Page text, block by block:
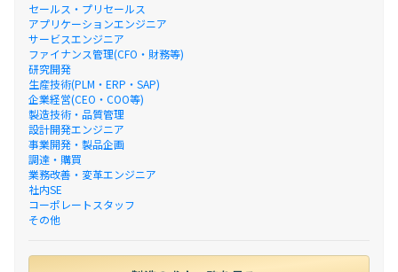
セールス・プリセールス
アプリケーションエンジニア
サービスエンジニア
ファイナンス管理(CFO・財務等)
研究開発
生産技術(PLM・ERP・SAP)
企業経営(CEO・COO等)
製造技術・品質管理
設計開発エンジニア
事業開発・製品企画
調達・購買
業務改善・変革エンジニア
社内SE
コーポレートスタッフ
その他